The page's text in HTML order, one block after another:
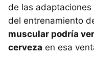
de las
del entrenamiento
muscular podría
cerveza en esa